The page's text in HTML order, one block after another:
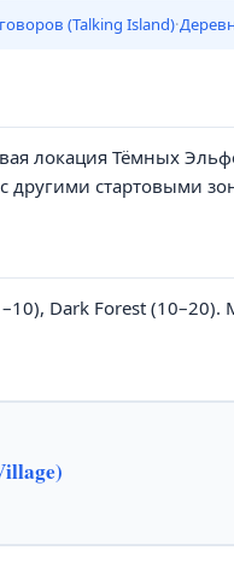
(Talking Island)·
локация Тёмных
другими стартовыми
Dark Forest